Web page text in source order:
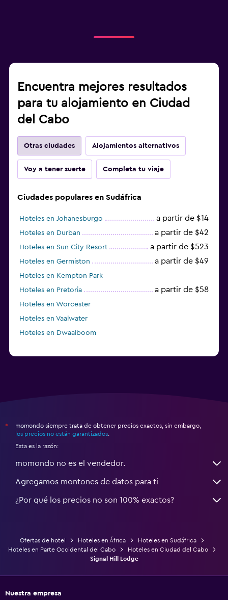
Encuentra mejores resultados
para tu alojamiento en Ciudad
del Cabo
Otras ciudades Alojamientos alternativos
Voy a tener suerte Completa tu viaje
Ciudades populares en Sudáfrica
Hoteles en Johanesburgo a partir de $14
Hoteles en Durban a partir de $42
Hoteles en Sun City Resort a partir de $523
Hoteles en Germiston a partir de $49
Hoteles en Kempton Park
Hoteles en Pretoria
a partir de $58
Hoteles en Worcester
Hoteles en Vaalwater
Hoteles en Dwaalboom
*
momondo siempre trata de obtener precios exactos, sin embargo,
los precios no están garantizados
Esta es la razón:
momondo no es el vendedor.
Agregamos montones de datos para ti
¿Por qué los precios no son 100% exactos?
Ofertas de hotel Hoteles en África
Hoteles en Sudáfrica
Hoteles en Parte Occidental del Cabo
Hoteles en Ciudad del Cabo
Signal Hill Lodge
Nuestra empresa